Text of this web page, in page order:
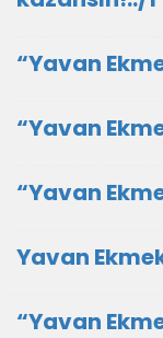
“Yavan
“Yavan
“Yavan
Yavan
“Yavan